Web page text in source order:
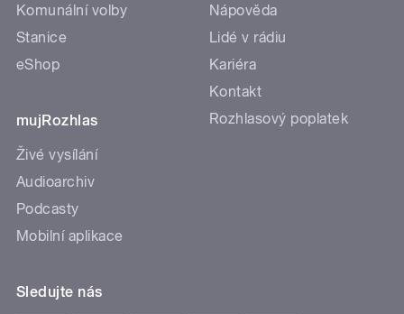
Komunální volby
Stanice
eShop
mujRozhlas
Živé vysílání
Audioarchiv
Podcasty
Mobilní aplikace
Nápověda
Lidé v rádiu
Kariéra
Kontakt
Rozhlasový poplatek
Sledujte nás